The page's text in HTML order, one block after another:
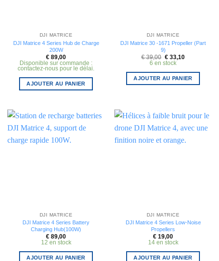
DJI MATRICE
DJI Matrice 4 Series Hub de Charge
200W
€ 89,00
Disponible sur commande :
contactez-nous pour le délai.
AJOUTER AU PANIER
DJI MATRICE
DJI Matrice 30 -1671 Propeller (Part
9)
€39,00 Le
prix
était :
€ 39,00.
€33,10Le
est :
€ 33,10.
6 en stock
AJOUTER AU PANIER
DJI MATRICE
DJI Matrice 4 Series Battery
Charging Hub(100W)
€ 89,00
12 en stock
AJOUTER AU PANIER
DJI MATRICE
DJI Matrice 4 Series Low-Noise
Propellers
€ 19,00
14 en stock
AJOUTER AU PANIER